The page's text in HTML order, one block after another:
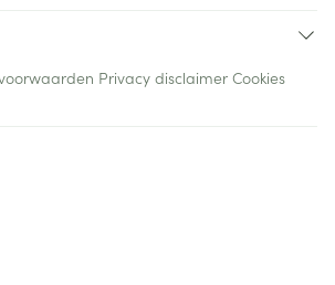
Privacy disclaimer Cookies